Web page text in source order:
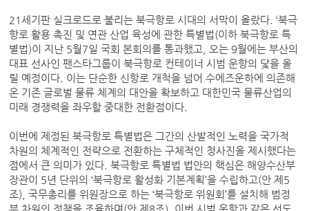
21세기판 실크로드로 불리는 북극항로 시대의 서막이 올랐다. ‘북극
항로 활용 촉진 및 연관 산업 육성에 관한 특별법(이하 북극항로 특
별법)이 지난 5월7일 국회 본회의를 통과했고, 오는 9월에는 부산의
대표 선사인 팬스타그룹이 북극항로 컨테이너 시범 운항의 닻을 올
릴 예정이다. 이는 단순한 신항로 개척을 넘어 수에즈운하에 의존해
온 기존 글로벌 물류 체계의 대안을 확보하고 대한민국 물류산업의
미래 경쟁력을 좌우할 중대한 전환점이다.
이번에 제정된 북극항로 특별법은 그간의 산발적인 노력을 국가적
차원의 체계적인 전략으로 전환하는 구체적인 청사진을 제시했다는
점에서 큰 의미가 있다. 북극항로 특별법 법안의 핵심은 해양수산부
장관이 5년 단위의 ‘북극항로 활성화 기본계획’을 수립하고(안 제5
조), 국무총리를 위원장으로 하는 ‘북극항로 위원회’를 설치해 범정
부 차원의 정책을 조율하며(안 제8조), 이번 시범 운항과 같은 선도